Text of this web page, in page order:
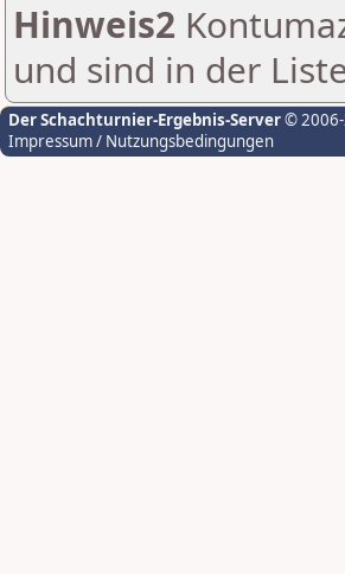
Hinweis2
und sind in der
Der Schachturnier-Ergebnis-Server©
Impressum / Nutzungsbedingungen